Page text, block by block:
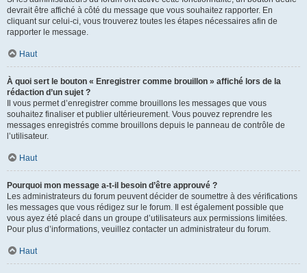
devrait être affiché à côté du message que vous souhaitez rapporter. En
cliquant sur celui-ci, vous trouverez toutes les étapes nécessaires afin de
rapporter le message.
Haut
À quoi sert le bouton « Enregistrer comme brouillon » affiché lors de la
rédaction d’un sujet ?
Il vous permet d’enregistrer comme brouillons les messages que vous
souhaitez finaliser et publier ultérieurement. Vous pouvez reprendre les
messages enregistrés comme brouillons depuis le panneau de contrôle de
l’utilisateur.
Haut
Pourquoi mon message a-t-il besoin d’être approuvé ?
Les administrateurs du forum peuvent décider de soumettre à des vérifications
les messages que vous rédigez sur le forum. Il est également possible que
vous ayez été placé dans un groupe d’utilisateurs aux permissions limitées.
Pour plus d’informations, veuillez contacter un administrateur du forum.
Haut